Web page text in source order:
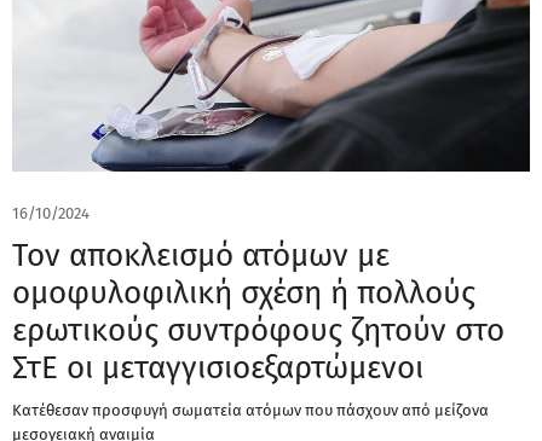
16/10/2024
Τον αποκλεισμό ατόμων με
ομοφυλοφιλική σχέση ή πολλούς
ερωτικούς συντρόφους ζητούν στο
ΣτΕ οι μεταγγισιοεξαρτώμενοι
Κατέθεσαν προσφυγή σωματεία ατόμων που πάσχουν από μείζονα
μεσογειακή αναιμία